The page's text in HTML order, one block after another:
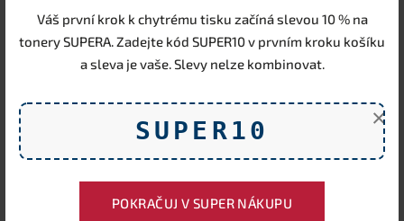
Váš první krok k chytrému tisku začíná slevou 10 % na
tonery SUPERA. Zadejte kód SUPER10 v prvním kroku košíku
a sleva je vaše. Slevy nelze kombinovat.
SUPER10
POKRAČUJ V SUPER NÁKUPU
×
Náplně zítra u vás
Při objednávce do 17:00